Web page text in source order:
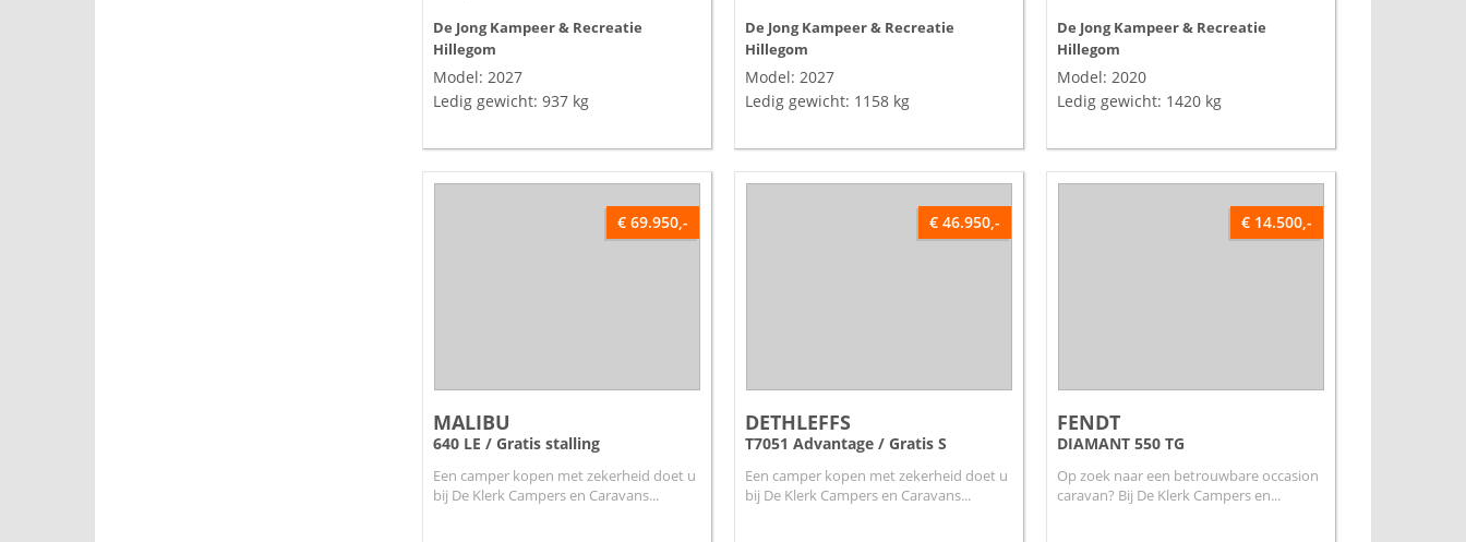
De Jong Kampeer & Recreatie
Hillegom
Model: 2027
Ledig gewicht: 937 kg
De Jong Kampeer & Recreatie
Hillegom
Model: 2027
Ledig gewicht: 1158 kg
De Jong Kampeer & Recreatie
Hillegom
Model: 2020
Ledig gewicht: 1420 kg
€ 69.950,-
MALIBU
640 LE / Gratis stalling
Een camper kopen met zekerheid doet u
bij De Klerk Campers en Caravans...
€ 46.950,-
DETHLEFFS
T7051 Advantage / Gratis S
Een camper kopen met zekerheid doet u
bij De Klerk Campers en Caravans...
€ 14.500,-
FENDT
DIAMANT 550 TG
Op zoek naar een betrouwbare occasion
caravan? Bij De Klerk Campers en...